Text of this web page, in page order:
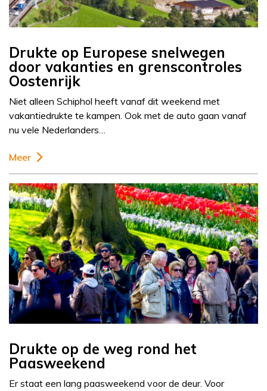
Drukte op Europese snelwegen
door vakanties en grenscontroles
Oostenrijk
Niet alleen Schiphol heeft vanaf dit weekend met
vakantiedrukte te kampen. Ook met de auto gaan vanaf
nu vele Nederlanders…
Meer
Drukte op de weg rond het
Paasweekend
Er staat een lang paasweekend voor de deur. Voor